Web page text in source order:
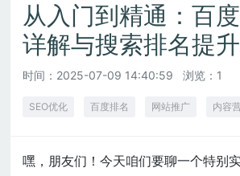
从入门到精通：百
详解与搜索排名提
时间： 2025-07-09 14:40:59 浏览：1
SEO优化 百度排名 网站推广 内容
嘿，朋友们！今天咱们要聊一个特